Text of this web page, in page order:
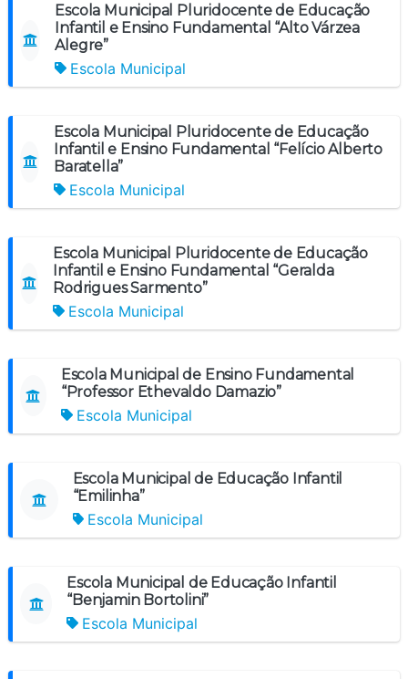
Escola Municipal Pluridocente de Educação
Infantil e Ensino Fundamental “Alto Várzea
Alegre”
Escola Municipal
Escola Municipal Pluridocente de Educação
Infantil e Ensino Fundamental “Felício Alberto
Baratella”
Escola Municipal
Escola Municipal Pluridocente de Educação
Infantil e Ensino Fundamental “Geralda
Rodrigues Sarmento”
Escola Municipal
Escola Municipal de Ensino Fundamental
“Professor Ethevaldo Damazio”
Escola Municipal
Escola Municipal de Educação Infantil
“Emilinha”
Escola Municipal
Escola Municipal de Educação Infantil
“Benjamin Bortolini”
Escola Municipal